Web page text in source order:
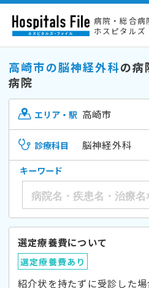
病院・総合病
ホスピタルズ
高崎市の脳神経外科の病
病院
エリア・駅 高崎市
診療科目 脳神経外科
キーワード
選定療養費について
選定療養費あり
紹介状を持たずに受診した